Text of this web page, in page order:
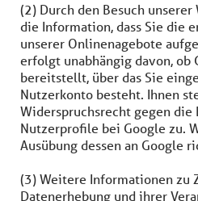
(2) Durch den Besuch
die Information, dass Sie die
unserer Onlinenagebote
erfolgt unabhängig davon, ob
bereitstellt, über das Sie
Nutzerkonto besteht. Ihnen
Widerspruchsrecht gegen die
Nutzerprofile bei Google zu.
Ausübung dessen an Google
(3) Weitere Informationen zu
Datenerhebung und ihrer